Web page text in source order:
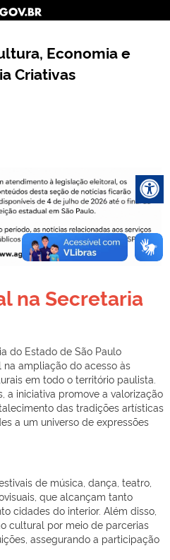
Economia e
Criativas
na Secretaria
do Estado de São Paulo
ampliação do acesso às
em todo o território paulista.
a iniciativa promove a valorização
das tradições artísticas
a um universo de expressões
de música, dança, teatro,
que alcançam tanto
cidades do interior. Além disso,
cultural por meio de parcerias
assegurando a participação